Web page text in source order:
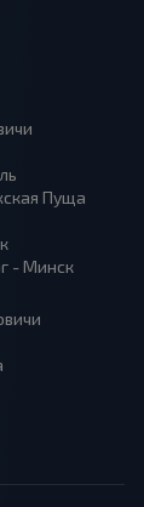
Пуща
- Минск